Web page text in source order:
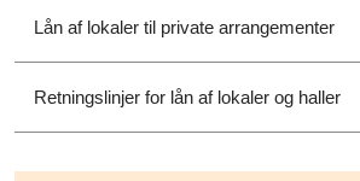
Lån af lokaler til private arrangementer
Retningslinjer for lån af lokaler og haller